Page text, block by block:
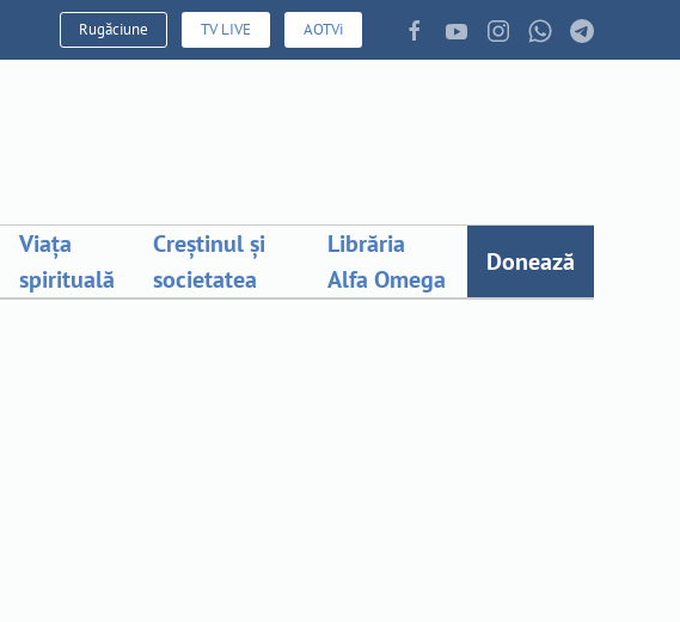
Rugăciune TV LIVE AOTVi
Viața
spirituală
Creștinul și
societatea
Librăria
Alfa Omega
Donează